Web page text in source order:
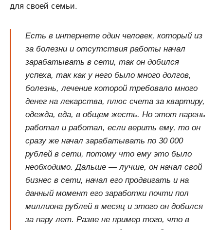
для своей семьи.
Есть в интернете один человек, который из
за болезни и отсутствия работы начал
зарабатывать в сети, так он добился
успеха, так как у него было много долгов,
болезнь, лечение которой требовало много
денег на лекарства, плюс счета за квартиру,
одежда, еда, в общем жесть. Но этот парень
работал и работал, если верить ему, то он
сразу же начал зарабатывать по 30 000
рублей в сети, потому что ему это было
необходимо. Дальше — лучше, он начал свой
бизнес в сети, начал его продвигать и на
данный момент его заработки почти пол
миллиона рублей в месяц и этого он добился
за пару лет. Разве не пример того, что в